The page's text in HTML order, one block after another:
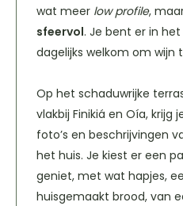
wat meer low profile,
sfeervol. Je bent er in
dagelijks welkom om wijn
Op het schaduwrijke
vlakbij Finikiá en Oía,
foto’s en beschrijvingen
het huis. Je kiest er een
geniet, met wat hapjes,
huisgemaakt brood, van